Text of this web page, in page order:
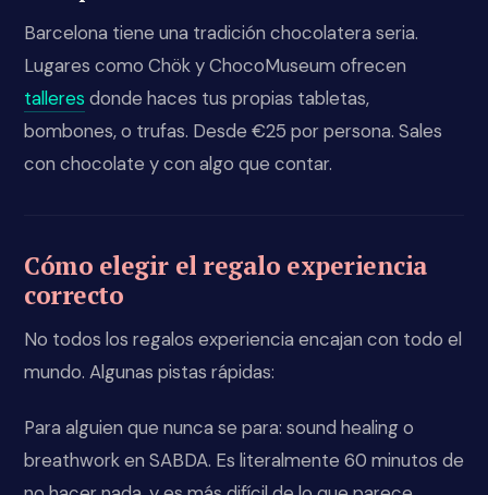
Barcelona tiene una tradición chocolatera seria.
Lugares como Chök y ChocoMuseum ofrecen
talleres donde haces tus propias tabletas,
bombones, o trufas. Desde €25 por persona. Sales
con chocolate y con algo que contar.
Cómo elegir el regalo experiencia
correcto
No todos los regalos experiencia encajan con todo el
mundo. Algunas pistas rápidas:
Para alguien que nunca se para: sound healing o
breathwork en SABDA. Es literalmente 60 minutos de